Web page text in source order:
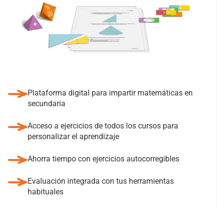
Plataforma digital para impartir matemáticas en
secundaria
Acceso a ejercicios de todos los cursos para
personalizar el aprendizaje
Ahorra tiempo con ejercicios autocorregibles
Evaluación integrada con tus herramientas
habituales